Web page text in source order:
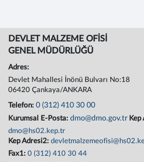
DEVLET MALZEME OFİSİ
GENEL MÜDÜRLÜĞÜ
Adres:
Devlet Mahallesi İnönü Bulvarı No:18
06420 Çankaya/ANKARA
Telefon:0 (312) 410 30 00
Kurumsal E-Posta:dmo@dmo.gov.tr Kep
dmo@hs02.kep.tr
Kep Adresi2:
Fax1:0 (312) 410 30 44